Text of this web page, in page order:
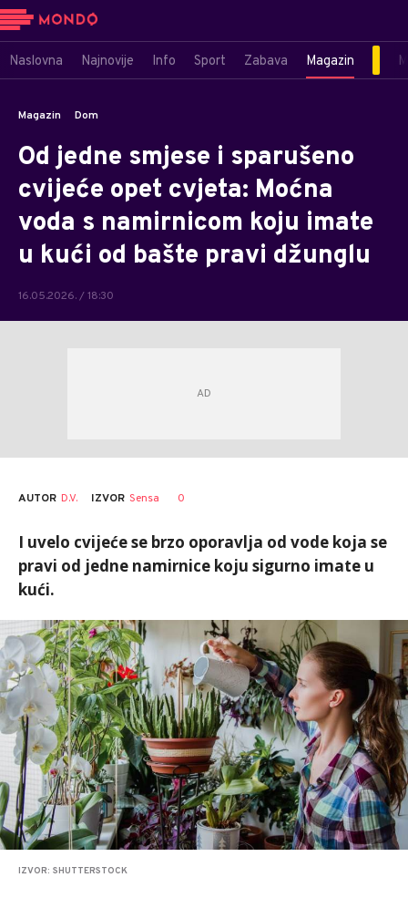
Naslovna Najnovije Info Sport Zabava Magazin
Magazin Dom
Od jedne smjese i sparušeno
cvijeće opet cvjeta: Moćna
voda s namirnicom koju imate
u kući od bašte pravi džunglu
16.05.2026. / 18:30
AUTOR D.V. IZVOR Sensa 0
I uvelo cvijeće se brzo oporavlja od vode koja se
pravi od jedne namirnice koju sigurno imate u
kući.
IZVOR: SHUTTERSTOCK